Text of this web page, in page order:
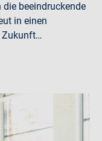
beeindruckende
in einen
Zukunft…